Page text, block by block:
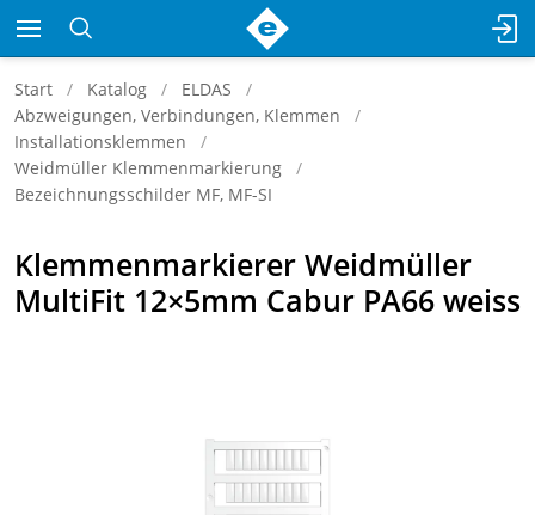
Start Katalog
ELDAS
Abzweigungen, Verbindungen, Klemmen
Installationsklemmen
Weidmüller Klemmenmarkierung
Bezeichnungsschilder MF, MF-SI
Klemmenmarkierer Weidmüller
MultiFit 12×5mm Cabur PA66 weiss